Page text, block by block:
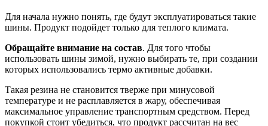
Для начала нужно понять, где будут эксплуатироваться такие
шины. Продукт подойдет только для теплого климата.
Обращайте внимание на состав. Для того чтобы
использовать шины зимой, нужно выбирать те, при создании
которых использовались термо активные добавки.
Такая резина не становится тверже при минусовой
температуре и не расплавляется в жару, обеспечивая
максимальное управление транспортным средством. Перед
покупкой стоит убедиться, что продукт рассчитан на вес